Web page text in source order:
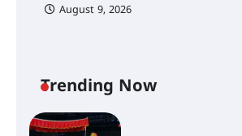
August 9, 2026
Trending Now